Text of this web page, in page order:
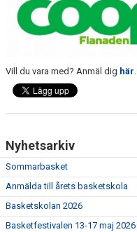
Vill du vara med? Anmäl dig här.
Nyhetsarkiv
Sommarbasket
Anmälda till årets basketskola
Basketskolan 2026
Basketfestivalen 13-17 maj 2026